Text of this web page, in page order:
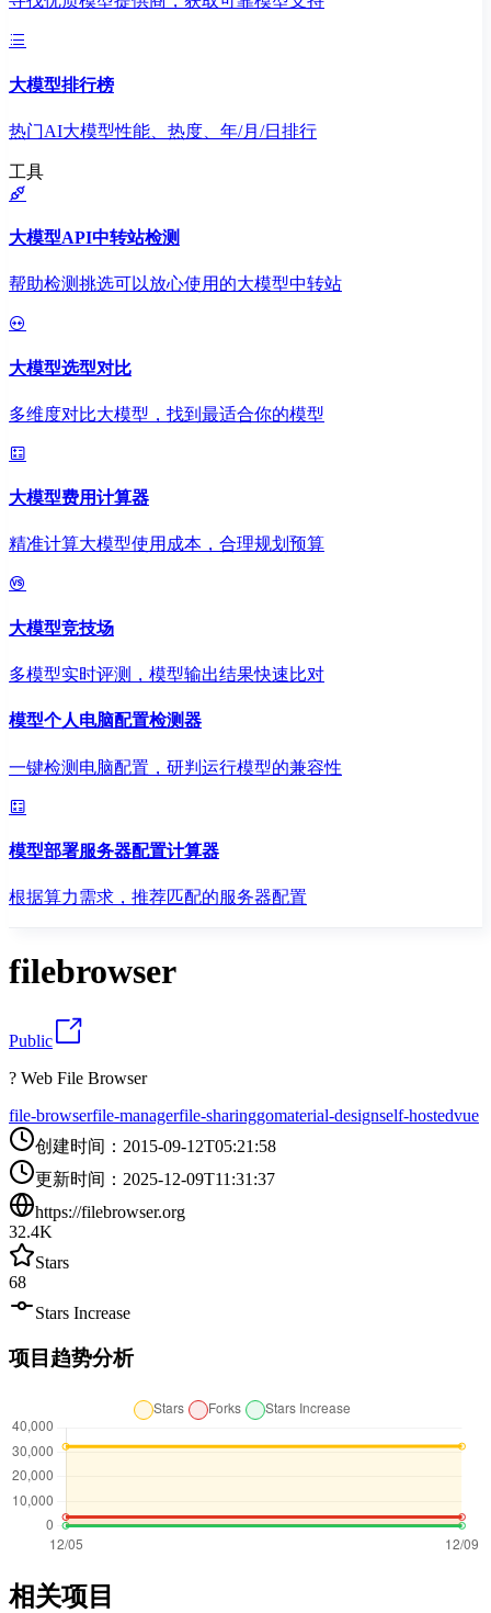
大模型排行榜
热门AI大模型性能、热度、年/月/日排行
工具
大模型API中转站检测
帮助检测挑选可以放心使用的大模型中转站
大模型选型对比
多维度对比大模型，找到最适合你的模型
大模型费用计算器
精准计算大模型使用成本，合理规划预算
大模型竞技场
多模型实时评测，模型输出结果快速比对
模型个人电脑配置检测器
一键检测电脑配置，研判运行模型的兼容性
模型部署服务器配置计算器
根据算力需求，推荐匹配的服务器配置
filebrowser
Public
? Web File Browser
file-browserfile-managerfile-sharinggomaterial-designself-hostedvue
创建时间 ： 2015-09-12T05:21:58
更新时间 ： 2025-12-09T11:31:37
https://filebrowser.org
32.4K
Stars
68
Stars Increase
项目趋势分析
相关项目